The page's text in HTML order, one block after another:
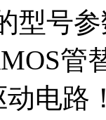
型号
管
电路